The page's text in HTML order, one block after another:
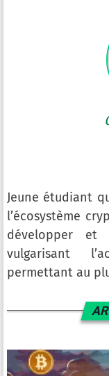
Jeune étudiant
l’écosystème
développer et
vulgarisant
permettant au